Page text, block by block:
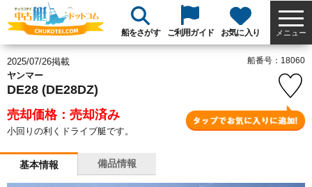
船をさがす ご利用ガイド お気に入り メニュー
2025/07/26掲載
ヤンマー
DE28 (DE28DZ)
売却価格：売却済み
小回りの利くドライブ艇です。
船番号：18060
基本情報 備品情報